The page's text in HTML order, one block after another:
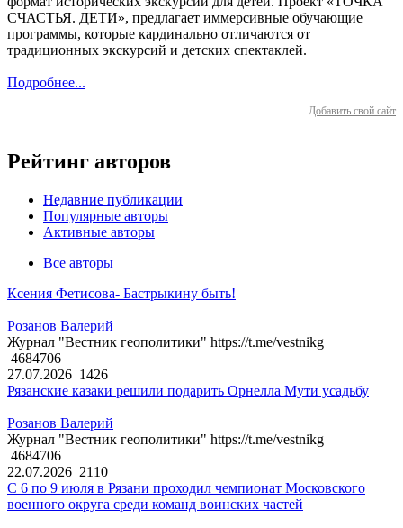
СЧАСТЬЯ. ДЕТИ», предлагает иммерсивные обучающие
программы, которые кардинально отличаются от
традиционных экскурсий и детских спектаклей.
Подробнее...
Добавить свой сайт
Рейтинг авторов
Недавние публикации
Популярные авторы
Активные авторы
Все авторы
Ксения Фетисова- Бастрыкину быть!
Розанов Валерий
Журнал "Вестник геополитики" https://t.me/vestnikg
4684706
27.07.2026 1426
Рязанские казаки решили подарить Орнелла Мути усадьбу
Розанов Валерий
Журнал "Вестник геополитики" https://t.me/vestnikg
4684706
22.07.2026 2110
С 6 по 9 июля в Рязани проходил чемпионат Московского
военного округа среди команд воинских частей